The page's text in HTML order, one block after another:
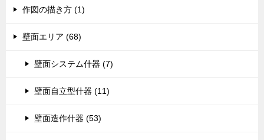
作図の描き方 (1)
壁面エリア (68)
壁面システム什器 (7)
壁面自立型什器 (11)
壁面造作什器 (53)